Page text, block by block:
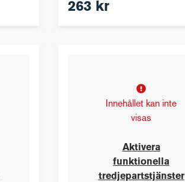
263 kr
Innehållet kan inte
visas
Aktivera
funktionella
tredjepartstjänster